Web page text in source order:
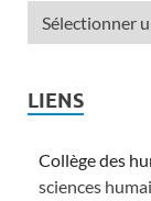
LIENS
Collège des
sciences